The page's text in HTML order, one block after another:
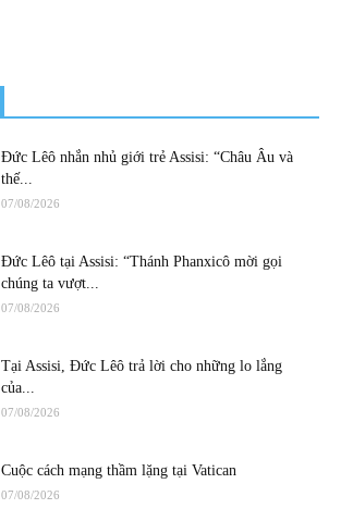
Đức Lêô nhắn nhủ giới trẻ Assisi: “Châu Âu và
thế...
07/08/2026
Đức Lêô tại Assisi: “Thánh Phanxicô mời gọi
chúng ta vượt...
07/08/2026
Tại Assisi, Đức Lêô trả lời cho những lo lắng
của...
07/08/2026
Cuộc cách mạng thầm lặng tại Vatican
07/08/2026